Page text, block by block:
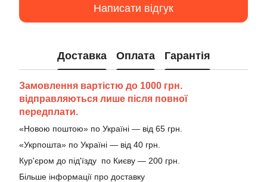
Написати відгук
Доставка Оплата Гарантія
Замовлення вартістю до 1000 грн.
відправляються лише після повної
передплати.
«Новою поштою» по Україні — від 65 грн.
«Укрпошта» по Україні — від 40 грн.
Кур'єром до під'їзду по Києву — 200 грн.
Більше інформації про доставку